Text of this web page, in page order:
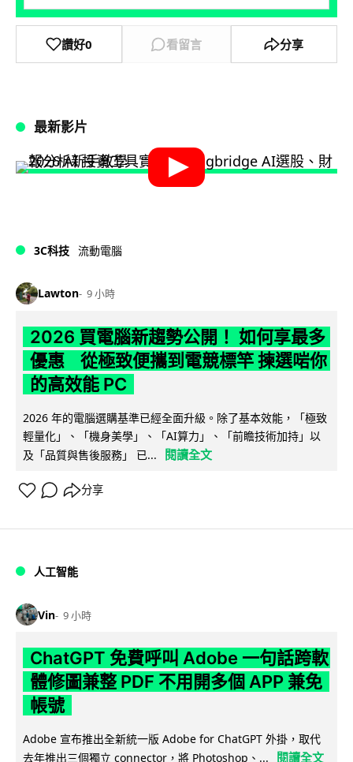
讚好0 看留言 分享
最新影片
3C科技 流動電腦
Lawton 9 小時
2026 買電腦新趨勢公開！ 如何享最多
優惠 從極致便攜到電競標竿 揀選啱你
的高效能 PC
2026 年的電腦選購基準已經全面升級。除了基本效能，「極致
輕量化」、「機身美學」、「AI算力」、「前瞻技術加持」以
及「品質與售後服務」 已...
閱讀全文
分享
人工智能
Vin 9 小時
ChatGPT 免費呼叫 Adobe 一句話跨軟
體修圖兼整 PDF 不用開多個 APP 兼免
帳號
Adobe 宣布推出全新統一版 Adobe for ChatGPT 外掛，取代
去年推出三個獨立 connector，將 Photoshop、...
閱讀全文